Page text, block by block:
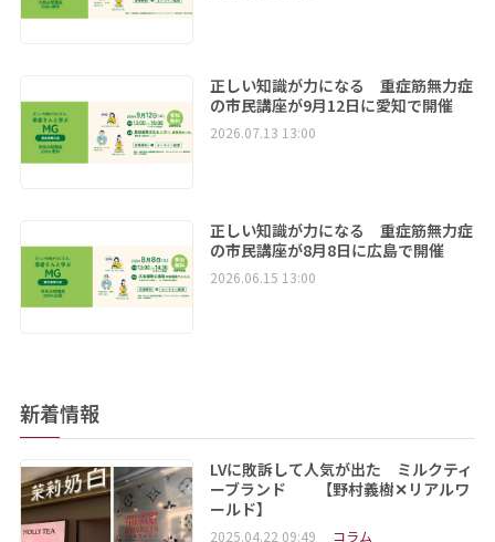
正しい知識が力になる 重症筋無力症
の市民講座が9月12日に愛知で開催
2026.07.13 13:00
正しい知識が力になる 重症筋無力症
の市民講座が8月8日に広島で開催
2026.06.15 13:00
新着情報
LVに敗訴して人気が出た ミルクティ
ーブランド 【野村義樹✕リアルワ
ールド】
2025.04.22 09:49 コラム